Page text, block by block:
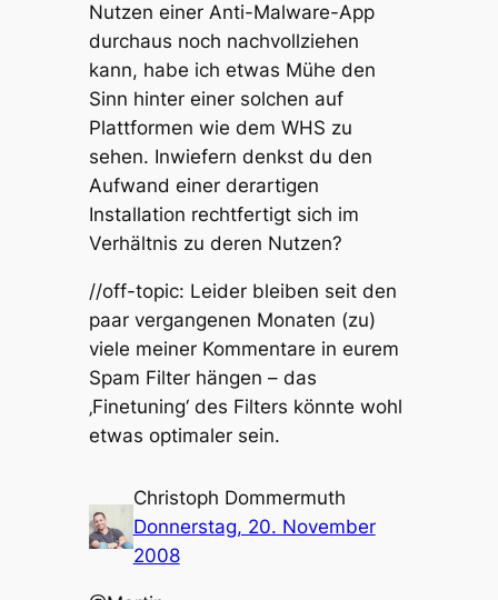
Nutzen einer Anti-Malware-App
durchaus noch nachvollziehen
kann, habe ich etwas Mühe den
Sinn hinter einer solchen auf
Plattformen wie dem WHS zu
sehen. Inwiefern denkst du den
Aufwand einer derartigen
Installation rechtfertigt sich im
Verhältnis zu deren Nutzen?
//off-topic: Leider bleiben seit den
paar vergangenen Monaten (zu)
viele meiner Kommentare in eurem
Spam Filter hängen – das
‚Finetuning‘ des Filters könnte wohl
etwas optimaler sein.
Christoph Dommermuth
Donnerstag, 20. November
2008